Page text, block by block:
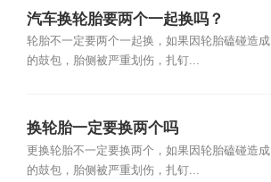
汽车换轮胎要两个一起换吗？
轮胎不一定要两个一起换，如果因轮胎磕碰造成
的鼓包，胎侧被严重划伤，扎钉...
换轮胎一定要换两个吗
更换轮胎不一定要换两个，如果因轮胎磕碰造成
的鼓包，胎侧被严重划伤，扎钉...